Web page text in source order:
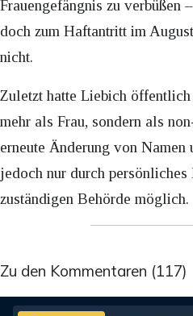
Frauengefängnis zu verbüßen
doch zum Haftantritt im
nicht.
Zuletzt hatte Liebich
mehr als Frau, sondern als
erneute Änderung von Namen
jedoch nur durch persönliches
zuständigen Behörde möglich.
Zu den Kommentaren (117)